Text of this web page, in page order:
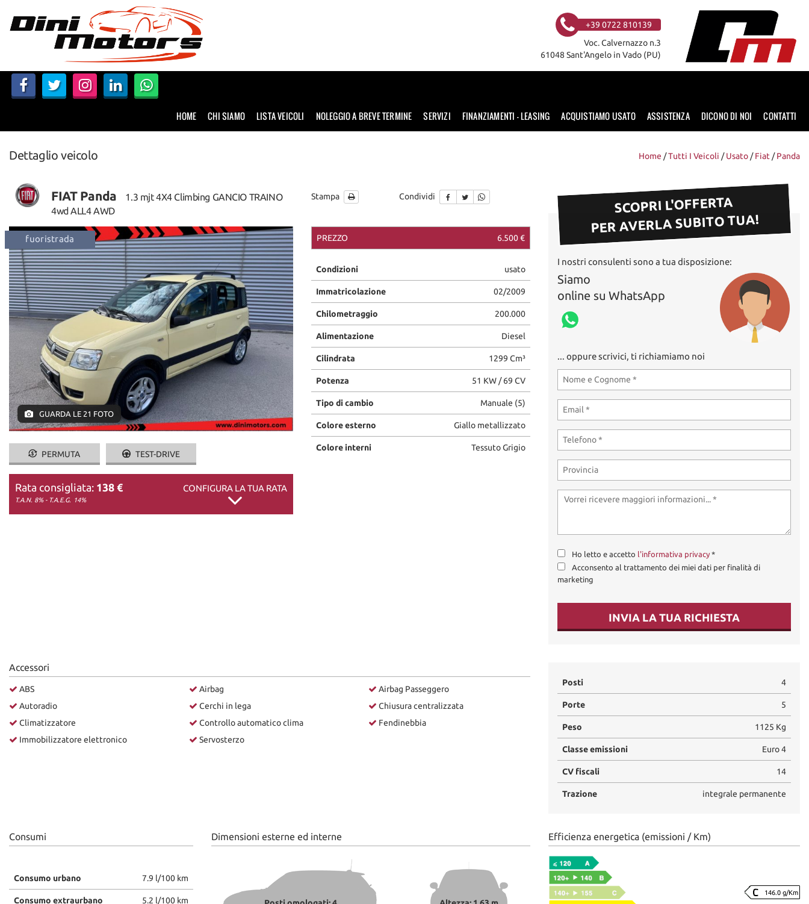
HOME
LISTA VEICOLI
SERVIZI
FINANZIAMENTI – LEASING
ACQUISTIAMO USATO
ASSISTENZA
DICONO DI NOI
+39 0722 810139
Voc. Calvernazzo n.3
61048 Sant'Angelo in Vado (PU)
HOME CHI SIAMO LISTA VEICOLI NOLEGGIO A BREVE TERMINE SERVIZI FINANZIAMENTI – LEASING ACQUISTIAMO USATO ASSISTENZA DICONO DI NOI CONTATTI
Dettaglio veicolo Home /Tutti I Veicoli /Usato /Fiat /Panda
FIAT Panda
1.3 mjt 4X4 Climbing GANCIO TRAINO
4wd ALL4 AWD
Stampa Condividi
neopatentati trazione integrale disponibile
GUARDA LE 21 FOTO
PERMUTA TEST-DRIVE
Rata consigliata: 138 €
T.A.N. 8% - T.A.E.G. 14%
CONFIGURA LA TUA RATA
PREZZO 6.500 €
Condizioni usato
Immatricolazione 02/2009
Chilometraggio 200.000
Alimentazione Diesel
Cilindrata 1299 Cm³
Potenza 51 KW / 69 CV
Tipo di cambio Manuale (5)
Colore esterno Giallo metallizzato
Colore interni Tessuto Grigio
SCOPRI L'OFFERTA
PER AVERLA SUBITO TUA!
I nostri consulenti sono a tua disposizione:
Siamo
online su WhatsApp
... oppure scrivici, ti richiamiamo noi
Ho letto e accetto l'informativa privacy *
Acconsento al trattamento dei miei dati per finalità di
marketing
INVIA LA TUA RICHIESTA
Accessori
ABS
Autoradio
Climatizzatore
Immobilizzatore elettronico
Airbag
Cerchi in lega
Controllo automatico clima
Servosterzo
Airbag Passeggero
Chiusura centralizzata
Fendinebbia
Posti 4
Porte 5
Peso 1125 Kg
Classe emissioni Euro 4
CV fiscali 14
Trazione integrale permanente
Consumi
Consumo urbano 7.9 l/100 km
Consumo extraurbano 5.2 l/100 km
Dimensioni esterne ed interne Efficienza energetica (emissioni / Km)
146.0 g/Km